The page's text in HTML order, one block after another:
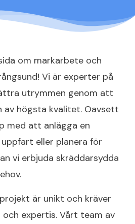
om markarbete och
Vi är experter på
utrymmen genom att
av högsta kvalitet. Oavsett
med att anlägga en
eller planera för
vi erbjuda skräddarsydda
är unikt och kräver
expertis. Vårt team av